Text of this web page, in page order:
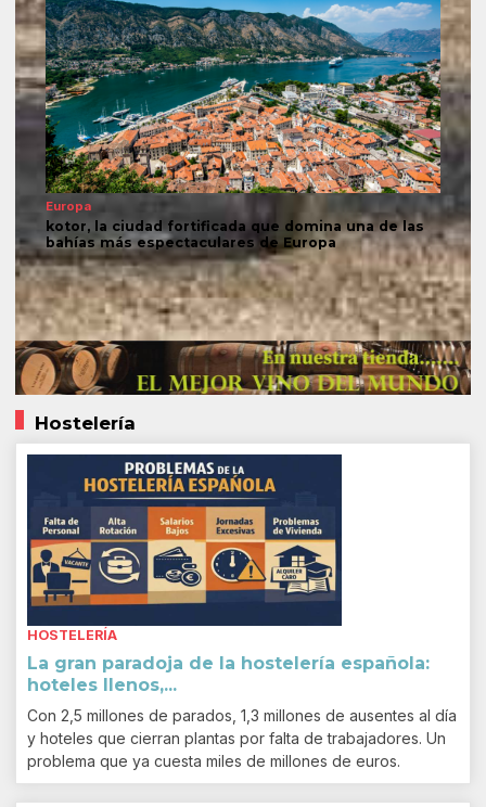
Europa
kotor, la ciudad fortificada que domina una de las
bahías más espectaculares de Europa
Hostelería
HOSTELERÍA
La gran paradoja de la hostelería española:
hoteles llenos,...
Con 2,5 millones de parados, 1,3 millones de ausentes al día
y hoteles que cierran plantas por falta de trabajadores. Un
problema que ya cuesta miles de millones de euros.